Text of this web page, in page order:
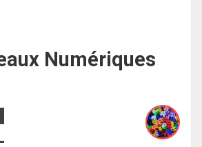
Numériques